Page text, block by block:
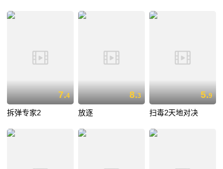
7.4
拆弹专家2
8.3
放逐
5.9
扫毒2天地对决